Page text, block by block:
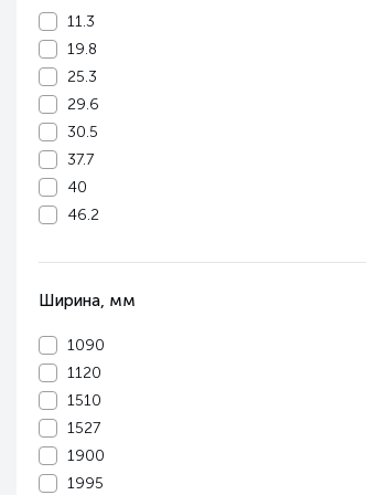
11.3
19.8
25.3
29.6
30.5
37.7
40
46.2
Ширина, мм
1090
1120
1510
1527
1900
1995